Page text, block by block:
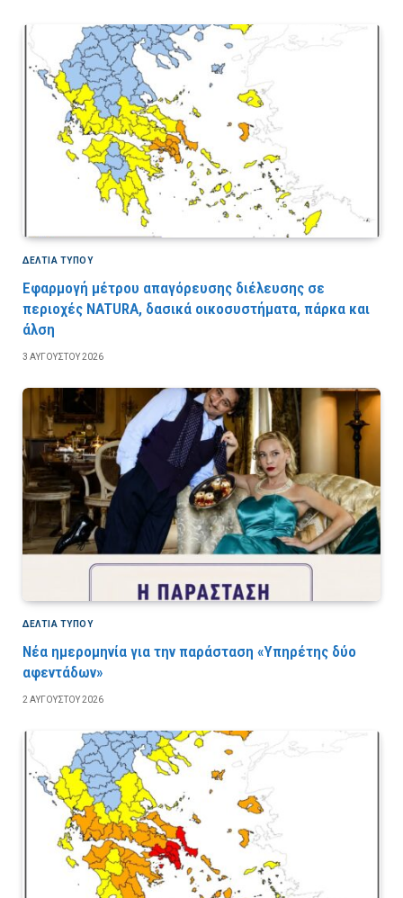
ΔΕΛΤΙΑ ΤΥΠΟΥ
Εφαρμογή μέτρου απαγόρευσης διέλευσης σε
περιοχές NATURA, δασικά οικοσυστήματα, πάρκα και
άλση
3 ΑΥΓΟΎΣΤΟΥ 2026
ΔΕΛΤΙΑ ΤΥΠΟΥ
Νέα ημερομηνία για την παράσταση «Υπηρέτης δύο
αφεντάδων»
2 ΑΥΓΟΎΣΤΟΥ 2026